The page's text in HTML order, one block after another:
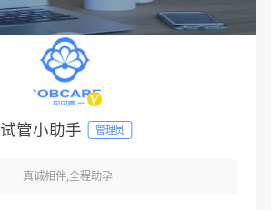
试管小助手 管理员
真诚相伴,全程助孕